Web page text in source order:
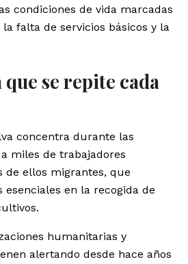
condiciones de vida marcadas
falta de servicios básicos y la
se repite cada
concentra durante las
miles de trabajadores
de ellos migrantes, que
esenciales en la recogida de
humanitarias y
alertando desde hace años